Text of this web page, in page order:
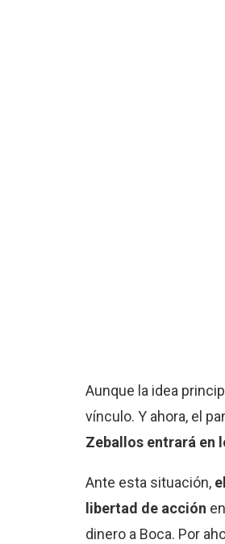
Aunque la idea
vínculo. Y ahora, el
Zeballos entrará en
Ante esta situación,
libertad de acción
dinero a Boca. Por